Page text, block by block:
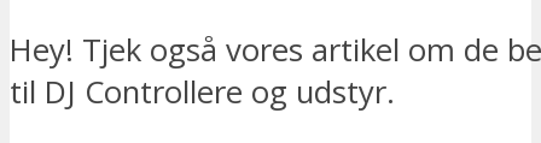
Hey! Tjek også vores artikel om de
til DJ Controllere og udstyr.